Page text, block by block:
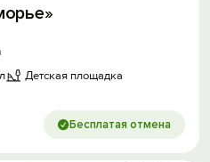
Детская площадка
Бесплатая отмена